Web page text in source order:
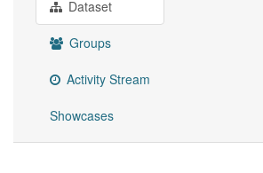
Dataset
Groups
Activity Stream
Showcases